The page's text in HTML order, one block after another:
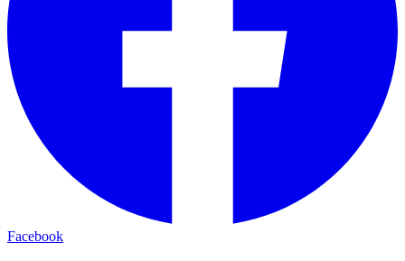
Facebook